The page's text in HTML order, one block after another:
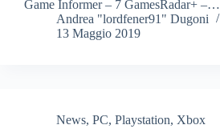
Game Informer – 7 GamesRadar+ –…
Andrea "lordfener91" Dugoni
13 Maggio 2019
News, PC, Playstation, Xbox